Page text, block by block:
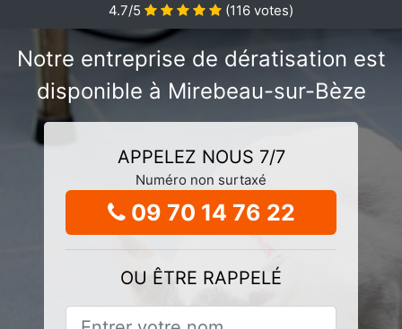
4.7/5
(116 votes)
Notre entreprise de dératisation est
disponible à Mirebeau-sur-Bèze
APPELEZ NOUS 7/7
Numéro non surtaxé
09 70 14 76 22
OU ÊTRE RAPPELÉ